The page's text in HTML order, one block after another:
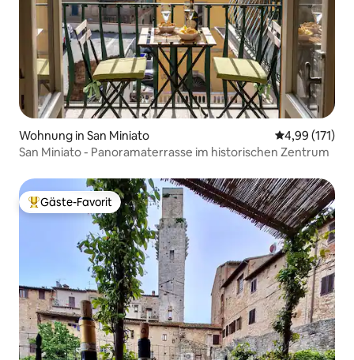
Wohnung in San Miniato
4,99 (171)
San Miniato - Panoramaterrasse im historischen Zentrum
Beliebter Gäste-Favorit.
Gäste-Favorit